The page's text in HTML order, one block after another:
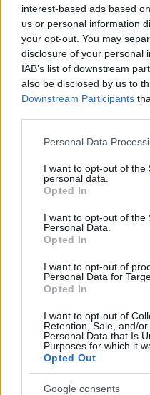
interest-based ads based
us or personal information
your opt-out. You may
disclosure of your personal
IAB’s list of downstream
also be disclosed by us to
Downstream Participants
Please note that this
not limited to your visit or
grant or deny consent to
use your data for below
consent section.
Personal Data
I want to opt-out of the
personal data.
Opted In
I want to opt-out of the
Personal Data.
Opted In
I want to opt-out of
Personal Data for
Opted In
I want to opt-out of
Retention, Sale, and/
Personal Data that Is
Purposes for which it
Opted Out
Google consents
SZÉPSÉG
Emma Watson
évben!